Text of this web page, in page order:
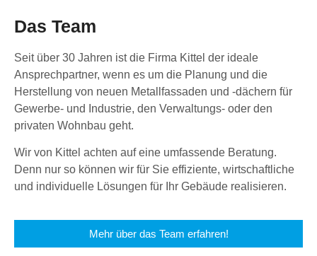
Das Team
Seit über 30 Jahren ist die Firma Kittel der ideale
Ansprechpartner, wenn es um die Planung und die
Herstellung von neuen Metallfassaden und -dächern für
Gewerbe- und Industrie, den Verwaltungs- oder den
privaten Wohnbau geht.
Wir von Kittel achten auf eine umfassende Beratung.
Denn nur so können wir für Sie effiziente, wirtschaftliche
und individuelle Lösungen für Ihr Gebäude realisieren.
Mehr über das Team erfahren!